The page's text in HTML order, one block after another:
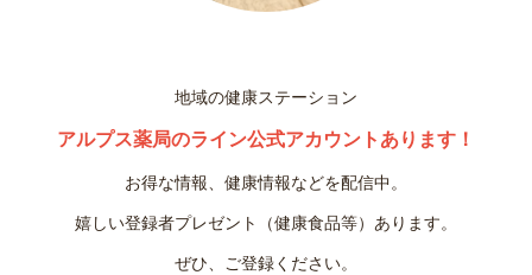
地域の健康ステーション
アルプス薬局のライン公式アカウントあります！
お得な情報、健康情報などを配信中。
嬉しい登録者プレゼント（健康食品等）あります。
ぜひ、ご登録ください。